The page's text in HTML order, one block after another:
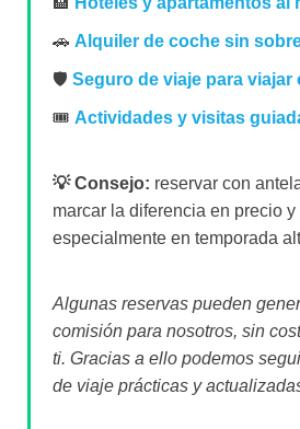
🚗 Alquiler de coche sin
🛡️ Seguro de viaje para viajar
🎟️ Actividades y visitas
💡 Consejo: reservar con
marcar la diferencia en precio
especialmente en temporada
Algunas reservas pueden
comisión para nosotros, sin
ti. Gracias a ello podemos
de viaje prácticas y